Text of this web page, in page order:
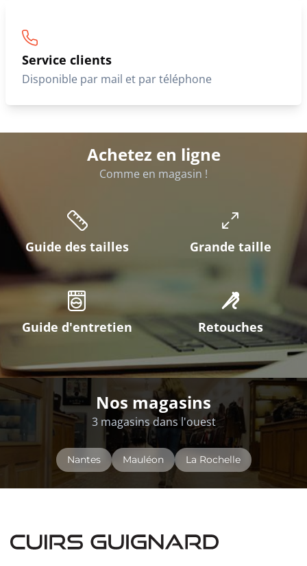
Service clients
Disponible par mail et par téléphone
Achetez en ligne
Comme en magasin !
Guide des tailles Grande taille
Guide d'entretien Retouches
Nos magasins
3 magasins dans l'ouest
Nantes Mauléon La Rochelle